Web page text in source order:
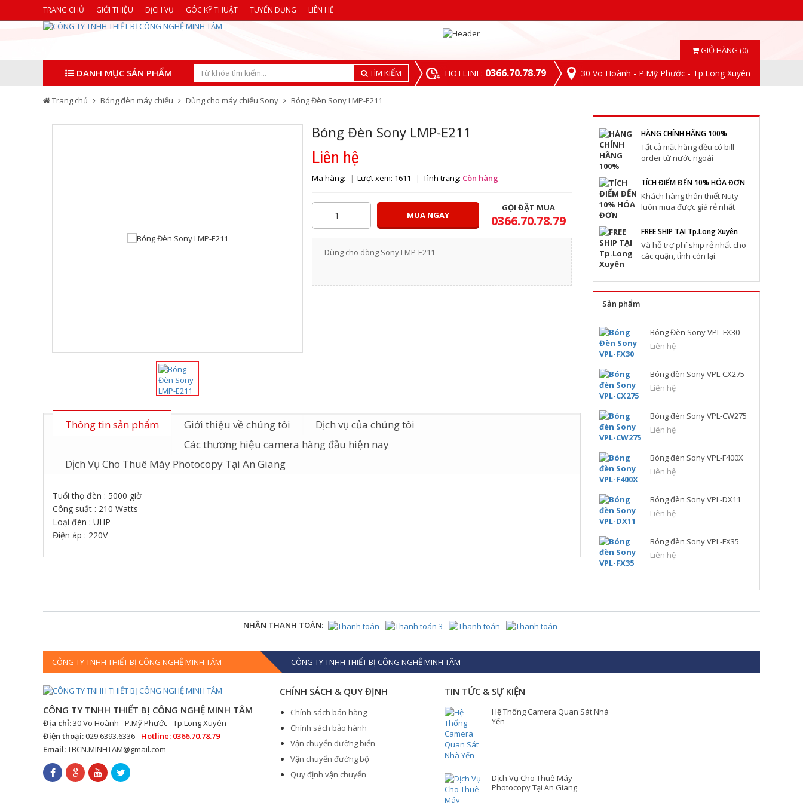
TRANG CHỦ GIỚI THIỆU DỊCH VỤ GÓC KỸ THUẬT TUYỂN DỤNG LIÊN HỆ
GIỎ HÀNG (0)
DANH MỤC SẢN PHẨM TÌM KIẾM HOTLINE: 0366.70.78.79 30 Võ Hoành - P.Mỹ Phước - Tp.Long Xuyên
Trang chủ Bóng đèn máy chiếu Dùng cho máy chiếu Sony Bóng Đèn Sony LMP-E211
Bóng Đèn Sony LMP-E211
Liên hệ
Mã hàng: Lượt xem: 1611 Tình trạng: Còn hàng
MUA NGAY
GỌI ĐẶT MUA
0366.70.78.79
Dùng cho dòng Sony LMP-E211
Thông tin sản phẩm Giới thiệu về chúng tôi
Dịch vụ của chúng tôi
Các thương hiệu camera hàng đầu hiện nay
Dịch Vụ Cho Thuê Máy Photocopy Tại An Giang
Tuổi thọ đèn : 5000 giờ
Công suất : 210 Watts
Loại đèn : UHP
Điện áp : 220V
HÀNG CHÍNH HÃNG 100%
Tất cả mặt hàng đều có bill
order từ nước ngoài
TÍCH ĐIỂM ĐẾN 10% HÓA ĐƠN
Khách hàng thân thiết Nuty
luôn mua được giá rẻ nhất
FREE SHIP TẠI Tp.Long Xuyên
Và hỗ trợ phí ship rẻ nhất cho
các quận, tỉnh còn lại.
Sản phẩm
Bóng Đèn Sony VPL-FX30
Liên hệ
Bóng đèn Sony VPL-CX275
Liên hệ
Bóng đèn Sony VPL-CW275
Liên hệ
Bóng đèn Sony VPL-F400X
Liên hệ
Bóng đèn Sony VPL-DX11
Liên hệ
Bóng đèn Sony VPL-FX35
Liên hệ
NHẬN THANH TOÁN:
CÔNG TY TNHH THIẾT BỊ CÔNG NGHỆ MINH TÂM CÔNG TY TNHH THIẾT BỊ CÔNG NGHỆ MINH TÂM
CÔNG TY TNHH THIẾT BỊ CÔNG NGHỆ MINH TÂM
Địa chỉ:30 Võ Hoành - P.Mỹ Phước - Tp.Long Xuyên
Điện thoại:029.6393.6336 - Hotline: 0366.70.78.79
Email:TBCN.MINHTAM@gmail.com
CHÍNH SÁCH & QUY ĐỊNH
Chính sách bán hàng
Chính sách bảo hành
Vận chuyển đường biển
Vận chuyển đường bộ
Quy định vận chuyển
TIN TỨC & SỰ KIỆN
Hệ Thống Camera Quan Sát Nhà
Yến
Dịch Vụ Cho Thuê Máy
Photocopy Tại An Giang